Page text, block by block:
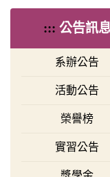
::: 公告訊
系辦公告
活動公告
榮譽榜
實習公告